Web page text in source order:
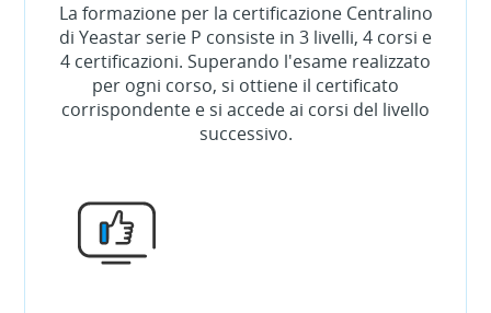
La formazione per la certificazione Centralino
di Yeastar serie P consiste in 3 livelli, 4 corsi e
4 certificazioni. Superando l'esame realizzato
per ogni corso, si ottiene il certificato
corrispondente e si accede ai corsi del livello
successivo.